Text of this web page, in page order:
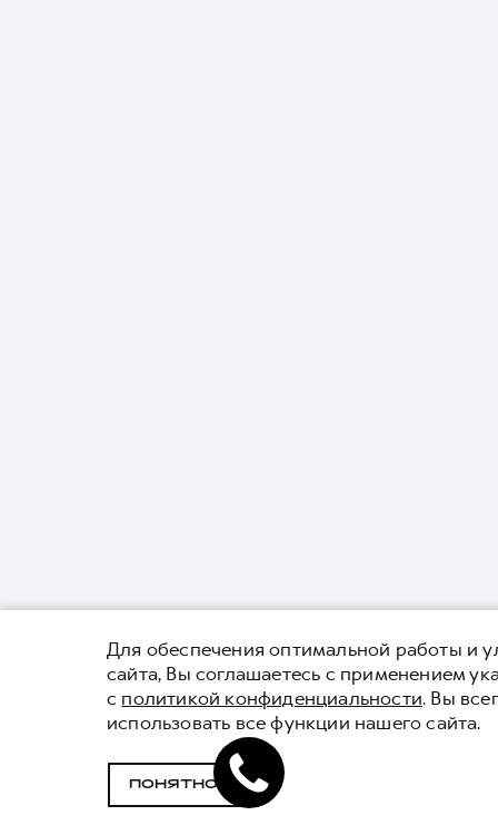
Для обеспечения оптимальной работы и
сайта, Вы соглашаетесь с применением
с политикой конфиденциальности. Вы
использовать все функции нашего сайта.
ПОНЯТНО